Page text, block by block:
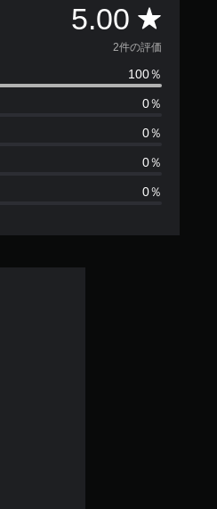
5.00 評
価
数
は
2
、
平
2件の評価
100％
0％
0％
0％
0％